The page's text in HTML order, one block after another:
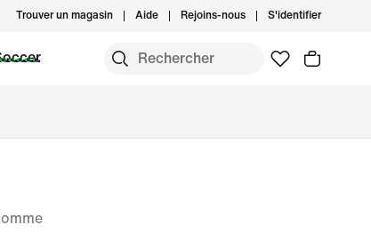
Trouver un magasin Aide Rejoins-nous S'identifier